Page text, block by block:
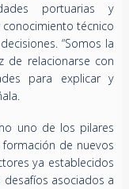
portuarias y
técnico
“Somos la
de relacionarse con
para explicar y
uno de los pilares
de nuevos
ya establecidos
asociados a